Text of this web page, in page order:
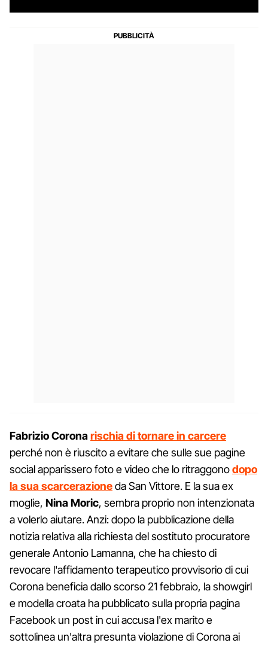
Fabrizio Coronarischia di tornare in carcere
perché non è riuscito a evitare che sulle sue pagine
social apparissero foto e video che lo ritraggonodopo
la sua scarcerazioneda San Vittore. E la sua ex
moglie, Nina Moric, sembra proprio non intenzionata
a volerlo aiutare. Anzi: dopo la pubblicazione della
notizia relativa alla richiesta del sostituto procuratore
generale Antonio Lamanna, che ha chiesto di
revocare l'affidamento terapeutico provvisorio di cui
Corona beneficia dallo scorso 21 febbraio, la showgirl
e modella croata ha pubblicato sulla propria pagina
Facebook un post in cui accusa l'ex marito e
sottolinea un'altra presunta violazione di Corona ai